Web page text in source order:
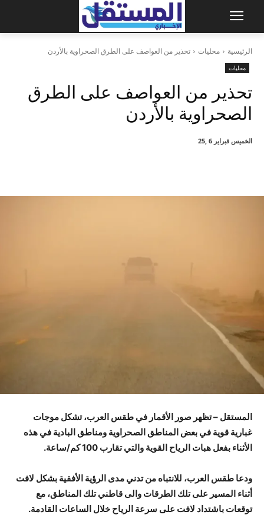
الرئيسية محليات تحذير من العواصف على الطرق الصحراوية بالأردن
محليات
تحذير من العواصف على الطرق
الصحراوية بالأردن
الخميس فبراير 6 ,25
المستقل – تظهر صور الأقمار في طقس العرب، تشكل موجات
غبارية قوية في بعض المناطق الصحراوية ومناطق البادية في هذه
الأثناء بفعل هبات الرياح القوية والتي تقارب 100 كم/ساعة.
ودعا طقس العرب، للانتباه من تدني مدى الرؤية الأفقية بشكل لافت
أثناء المسير على تلك الطرقات والى قاطني تلك المناطق، مع
توقعات باشتداد لافت على سرعة الرياح خلال الساعات القادمة.